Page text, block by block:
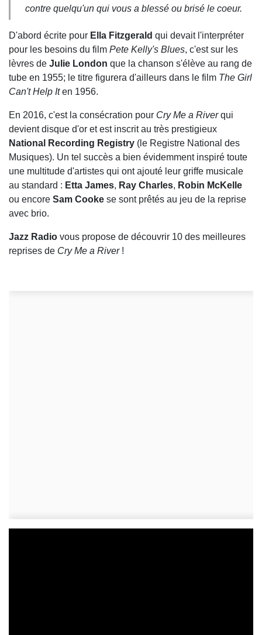
contre quelqu'un qui vous a blessé ou brisé le coeur.
D'abord écrite pour Ella Fitzgerald qui devait l'interpréter
pour les besoins du film Pete Kelly's Blues, c'est sur les
lèvres de Julie London que la chanson s'élève au rang de
tube en 1955; le titre figurera d'ailleurs dans le film The Girl
Can't Help Iten 1956.
En 2016, c'est la consécration pour Cry Me a Riverqui
devient disque d'or et est inscrit au très prestigieux
National Recording Registry (le Registre National des
Musiques). Un tel succès a bien évidemment inspiré toute
une multitude d'artistes qui ont ajouté leur griffe musicale
au standard : Etta James, Ray Charles, Robin McKelle
ou encore Sam Cooke se sont prêtés au jeu de la reprise
avec brio.
Jazz Radio vous propose de découvrir 10 des meilleures
reprises de Cry Me a River!